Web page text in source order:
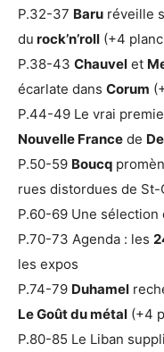
P.32-37 Baru réveille
du rock’n’roll (+4
P.38-43 Chauvel et
écarlate dans Corum
P.44-49 Le vrai
Nouvelle France de
P.50-59 Boucq
rues distordues de
P.60-69 Une sélection
P.70-73 Agenda : les
les expos
P.74-79 Duhamel
Le Goût du métal (+4
P.80-85 Le Liban